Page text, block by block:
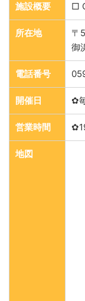
施設概要 □
所在地
〒
御
電話番号
開催日 ✿
営業時間
地図